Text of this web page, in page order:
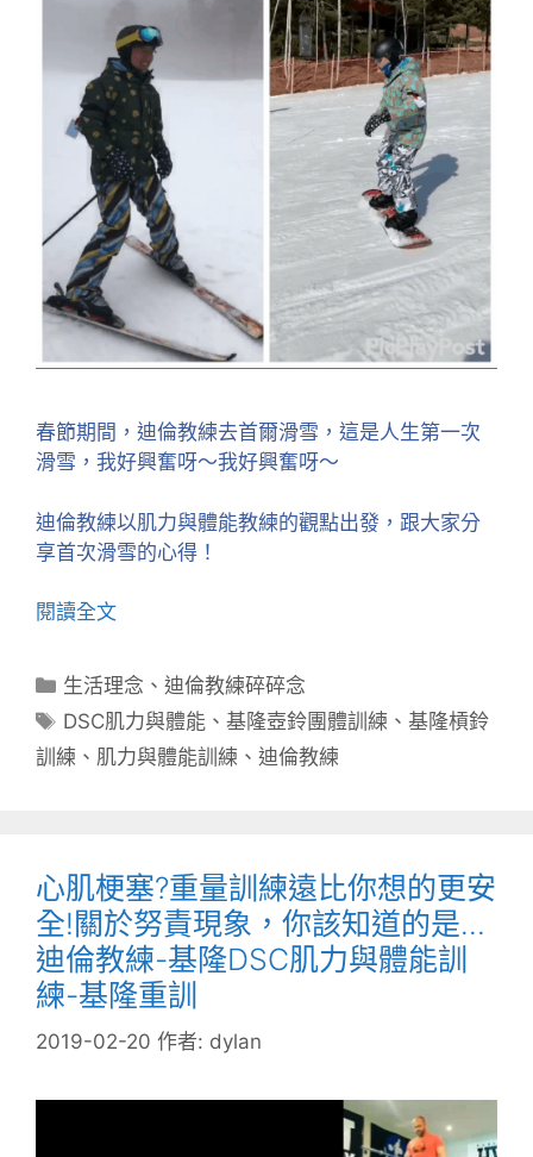
春節期間，迪倫教練去首爾滑雪，這是人生第一次
滑雪，我好興奮呀～我好興奮呀～
迪倫教練以肌力與體能教練的觀點出發，跟大家分
享首次滑雪的心得！
閱讀全文
分
類
生活理念 、迪倫教練碎碎念
標
籤
DSC肌力與體能 、基隆壺鈴團體訓練 、基隆槓鈴
訓練 、 肌力與體能訓練 、 迪倫教練
心肌梗塞?重量訓練遠比你想的更安
全!關於努責現象，你該知道的是…
迪倫教練-基隆DSC肌力與體能訓
練-基隆重訓
2019-02-20 作者: dylan